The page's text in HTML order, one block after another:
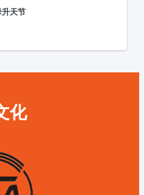
升天节
化